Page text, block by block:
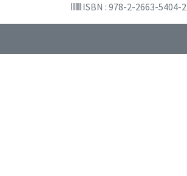
ISBN : 978-2-2663-5404-2